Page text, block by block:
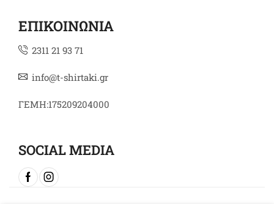
ΕΠΙΚΟΙΝΩΝΙΑ
2311 21 93 71
info@t-shirtaki.gr
ΓΕΜΗ:175209204000
SOCIAL MEDIA